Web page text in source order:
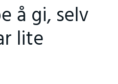
å gi, selv
lite